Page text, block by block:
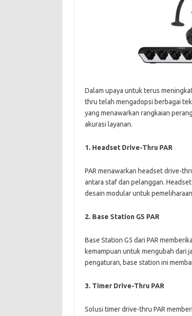
Dalam upaya untuk terus
thru telah mengadopsi berbagai
yang menawarkan rangkaian
akurasi layanan.
1. Headset Drive-Thru PAR
PAR menawarkan headset drive-
antara staf dan pelanggan.
desain modular untuk
2. Base Station G5 PAR
Base Station G5 dari PAR
kemampuan untuk mengubah dari
pengaturan, base station ini
3. Timer Drive-Thru PAR
Solusi timer drive-thru PAR